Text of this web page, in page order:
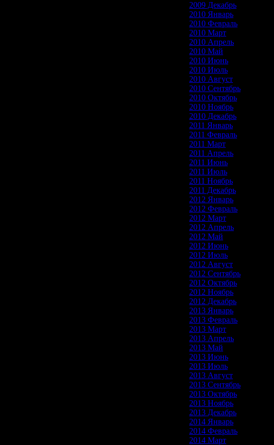
2009 Декабрь
2010 Январь
2010 Февраль
2010 Март
2010 Апрель
2010 Май
2010 Июнь
2010 Июль
2010 Август
2010 Сентябрь
2010 Октябрь
2010 Ноябрь
2010 Декабрь
2011 Январь
2011 Февраль
2011 Март
2011 Апрель
2011 Июнь
2011 Июль
2011 Ноябрь
2011 Декабрь
2012 Январь
2012 Февраль
2012 Март
2012 Апрель
2012 Май
2012 Июнь
2012 Июль
2012 Август
2012 Сентябрь
2012 Октябрь
2012 Ноябрь
2012 Декабрь
2013 Январь
2013 Февраль
2013 Март
2013 Апрель
2013 Май
2013 Июнь
2013 Июль
2013 Август
2013 Сентябрь
2013 Октябрь
2013 Ноябрь
2013 Декабрь
2014 Январь
2014 Февраль
2014 Март